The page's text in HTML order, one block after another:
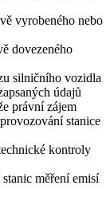
vyrobeného nebo
dovezeného
silničního vozidla
údajů
právní zájem
stanice
kontroly
měření emisí